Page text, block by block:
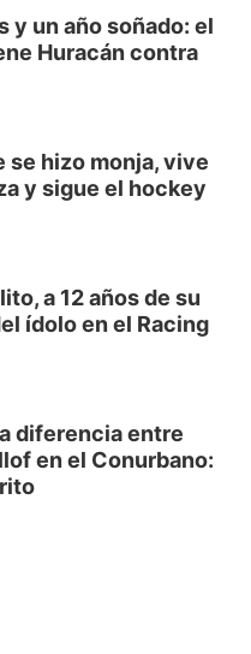
y un año soñado: el
Huracán contra
se hizo monja, vive
y sigue el hockey
a 12 años de su
ídolo en el Racing
diferencia entre
en el Conurbano: